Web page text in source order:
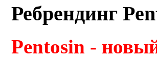
Ребрендинг
Pentosin -